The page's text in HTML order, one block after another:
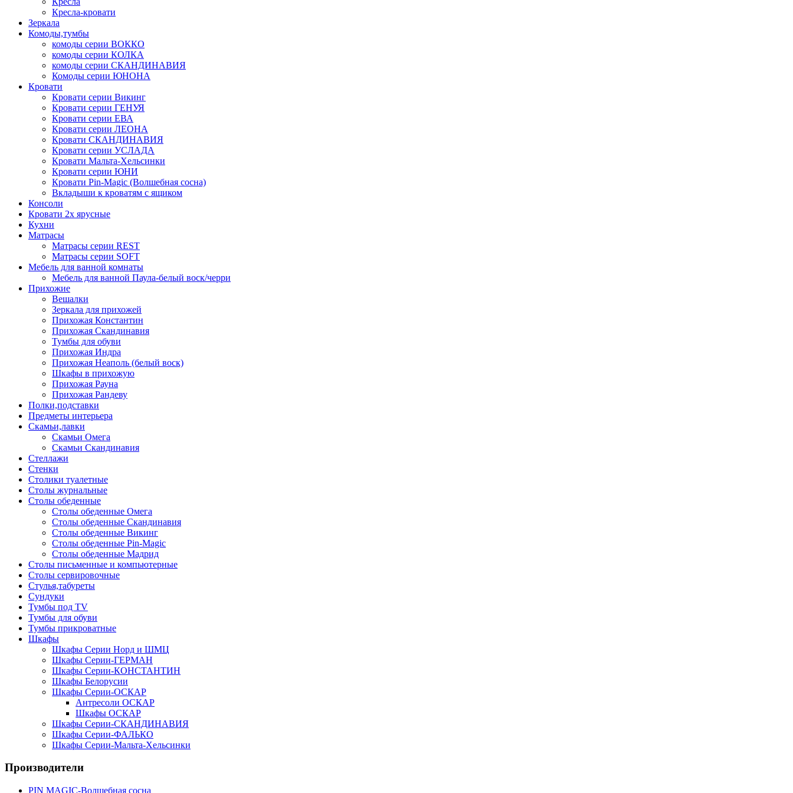
Кресла-кровати
Зеркала
Комоды,тумбы
комоды серии ВОККО
комоды серии КОЛКА
комоды серии СКАНДИНАВИЯ
Комоды серии ЮНОНА
Кровати
Кровати серии Викинг
Кровати серии ГЕНУЯ
Кровати серии ЕВА
Кровати серии ЛЕОНА
Кровати СКАНДИНАВИЯ
Кровати серии УСЛАДА
Кровати Мальта-Хельсинки
Кровати серии ЮНИ
Кровати Pin-Magic (Волшебная сосна)
Вкладыши к кроватям с ящиком
Консоли
Кровати 2х ярусные
Кухни
Матрасы
Матрасы серии REST
Матрасы серии SOFT
Мебель для ванной комнаты
Мебель для ванной Паула-белый воск/черри
Прихожие
Вешалки
Зеркала для прихожей
Прихожая Константин
Прихожая Скандинавия
Тумбы для обуви
Прихожая Индра
Прихожая Неаполь (белый воск)
Шкафы в прихожую
Прихожая Рауна
Прихожая Рандеву
Полки,подставки
Предметы интерьера
Скамьи,лавки
Скамьи Омега
Скамьи Скандинавия
Стеллажи
Стенки
Столики туалетные
Столы журнальные
Столы обеденные
Столы обеденные Омега
Столы обеденные Скандинавия
Столы обеденные Викинг
Столы обеденные Pin-Magic
Столы обеденные Мадрид
Столы письменные и компьютерные
Столы сервировочные
Стулья,табуреты
Сундуки
Тумбы под TV
Тумбы для обуви
Тумбы прикроватные
Шкафы
Шкафы Серии Норд и ШМЦ
Шкафы Серии-ГЕРМАН
Шкафы Серии-КОНСТАНТИН
Шкафы Белорусии
Шкафы Серии-ОСКАР
Антресоли ОСКАР
Шкафы ОСКАР
Шкафы Серии-СКАНДИНАВИЯ
Шкафы Серии-ФАЛЬКО
Шкафы Серии-Мальта-Хельсинки
Производители
PIN MAGIС-Волшебная сосна